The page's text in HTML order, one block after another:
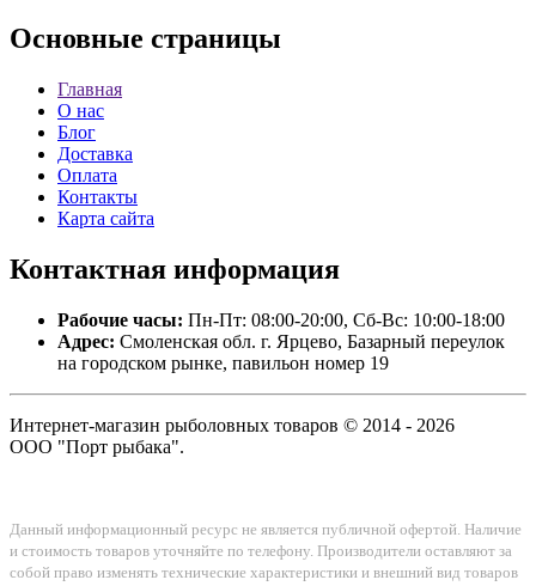
Основные страницы
Главная
О нас
Блог
Доставка
Оплата
Контакты
Карта сайта
Контактная информация
Рабочие часы: Пн-Пт: 08:00-20:00, Сб-Вс: 10:00-18:00
Адрес: Смоленская обл. г. Ярцево, Базарный переулок
на городском рынке, павильон номер 19
Интернет-магазин рыболовных товаров © 2014 - 2026
ООО "Порт рыбака".
Данный информационный ресурс не является публичной офертой. Наличие
и стоимость товаров уточняйте по телефону. Производители оставляют за
собой право изменять технические характеристики и внешний вид товаров